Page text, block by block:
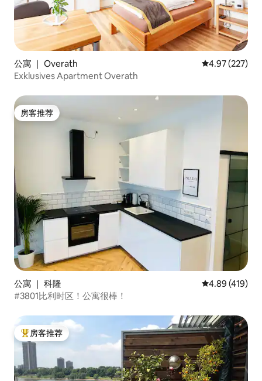
公寓 ｜ Overath 平均评分 4.97
4.97 (227)
Exklusives Apartment Overath
房客推荐
房客推荐
公寓 ｜ 科隆 平均评分 4.89
4.89 (419)
#3801比利时区！公寓很棒！
热门「房客推荐」
房客推荐